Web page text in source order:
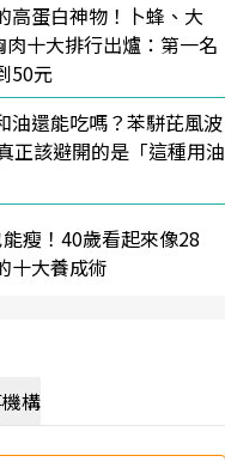
高蛋白神物！卜蜂、大
肉十大排行出爐：第一名
50元
油還能吃嗎？苯駢芘風波
正該避開的是「這種用油
瘦！40歲看起來像28
十大養成術
構